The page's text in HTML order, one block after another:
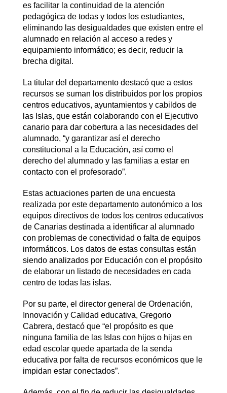
es facilitar la continuidad de la atención
pedagógica de todas y todos los estudiantes,
eliminando las desigualdades que existen entre el
alumnado en relación al acceso a redes y
equipamiento informático; es decir, reducir la
brecha digital.
La titular del departamento destacó que a estos
recursos se suman los distribuidos por los propios
centros educativos, ayuntamientos y cabildos de
las Islas, que están colaborando con el Ejecutivo
canario para dar cobertura a las necesidades del
alumnado, “y garantizar así el derecho
constitucional a la Educación, así como el
derecho del alumnado y las familias a estar en
contacto con el profesorado”.
Estas actuaciones parten de una encuesta
realizada por este departamento autonómico a los
equipos directivos de todos los centros educativos
de Canarias destinada a identificar al alumnado
con problemas de conectividad o falta de equipos
informáticos. Los datos de estas consultas están
siendo analizados por Educación con el propósito
de elaborar un listado de necesidades en cada
centro de todas las islas.
Por su parte, el director general de Ordenación,
Innovación y Calidad educativa, Gregorio
Cabrera, destacó que “el propósito es que
ninguna familia de las Islas con hijos o hijas en
edad escolar quede apartada de la senda
educativa por falta de recursos económicos que le
impidan estar conectados”.